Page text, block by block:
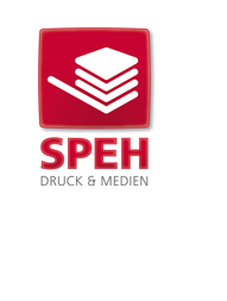
Inhalt
springen